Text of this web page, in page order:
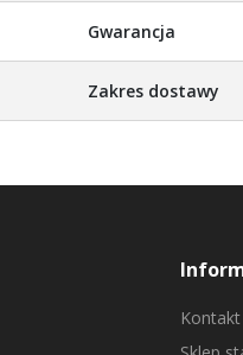
Gwarancja
Zakres dostawy
Kontakt